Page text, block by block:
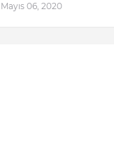
Mayıs 06, 2020